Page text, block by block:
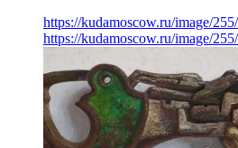
https://kudamoscow.ru/image/
https://kudamoscow.ru/image/